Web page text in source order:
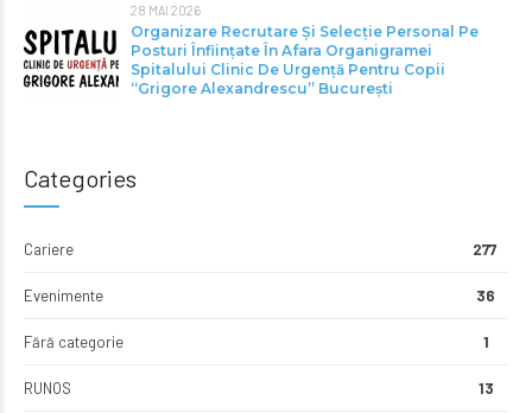
28 MAI 2026
Organizare Recrutare Și Selecție Personal Pe
Posturi Înființate În Afara Organigramei
Spitalului Clinic De Urgență Pentru Copii
“Grigore Alexandrescu” Bucureşti
Categories
Cariere 277
Evenimente 36
Fără categorie 1
RUNOS 13